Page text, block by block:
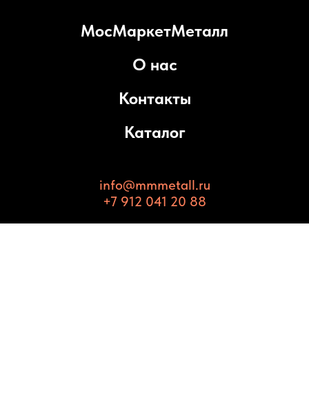
МосМаркетМеталл
О нас
Контакты
Каталог
info@mmmetall.ru
+7 912 041 20 88